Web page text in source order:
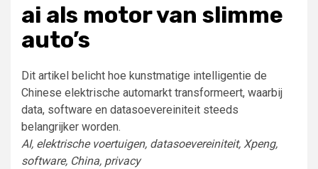
ai als motor van slimme
auto’s
Dit artikel belicht hoe kunstmatige intelligentie de
Chinese elektrische automarkt transformeert, waarbij
data, software en datasoevereiniteit steeds
belangrijker worden.
AI, elektrische voertuigen, datasoevereiniteit, Xpeng,
software, China, privacy